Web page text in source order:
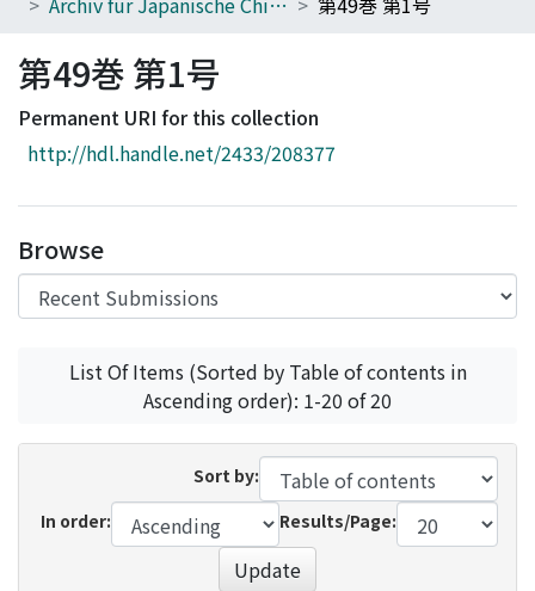
Browse
Download Ranking
Access Statistics
第49巻 第1号
Permanent URI for this collection
http://hdl.handle.net/2433/208377
Browse
List Of Items (Sorted by Table of contents in
Ascending order): 1-20 of 20
Sort by:
In order:
Results/Page:
Update